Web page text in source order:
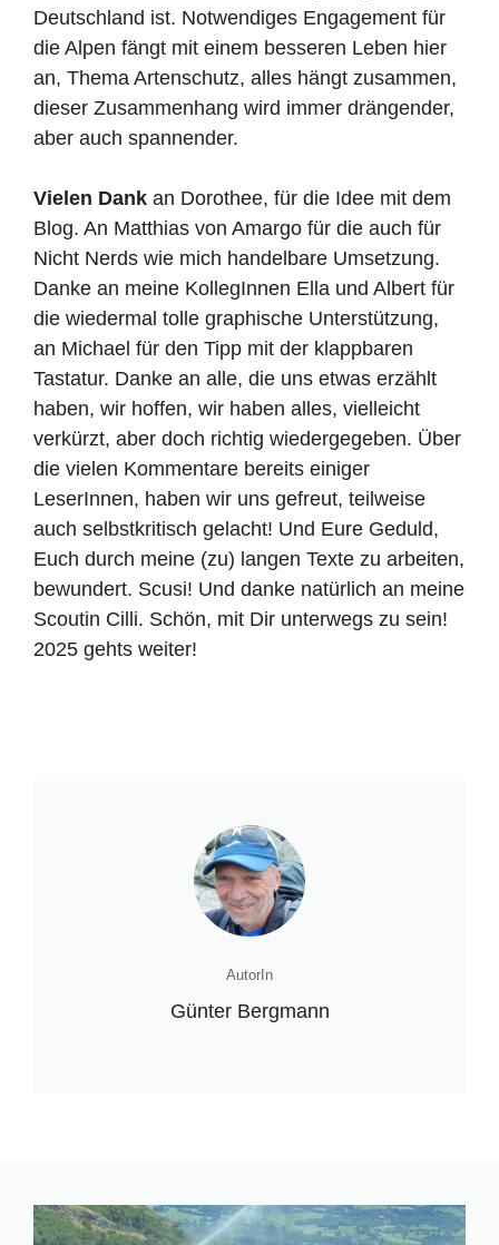
Deutschland ist. Notwendiges Engagement für
die Alpen fängt mit einem besseren Leben hier
an, Thema Artenschutz, alles hängt zusammen,
dieser Zusammenhang wird immer drängender,
aber auch spannender.
Vielen Dank an Dorothee, für die Idee mit dem
Blog. An Matthias von Amargo für die auch für
Nicht Nerds wie mich handelbare Umsetzung.
Danke an meine KollegInnen Ella und Albert für
die wiedermal tolle graphische Unterstützung,
an Michael für den Tipp mit der klappbaren
Tastatur. Danke an alle, die uns etwas erzählt
haben, wir hoffen, wir haben alles, vielleicht
verkürzt, aber doch richtig wiedergegeben. Über
die vielen Kommentare bereits einiger
LeserInnen, haben wir uns gefreut, teilweise
auch selbstkritisch gelacht! Und Eure Geduld,
Euch durch meine (zu) langen Texte zu arbeiten,
bewundert. Scusi! Und danke natürlich an meine
Scoutin Cilli. Schön, mit Dir unterwegs zu sein!
2025 gehts weiter!
AutorIn
Günter Bergmann